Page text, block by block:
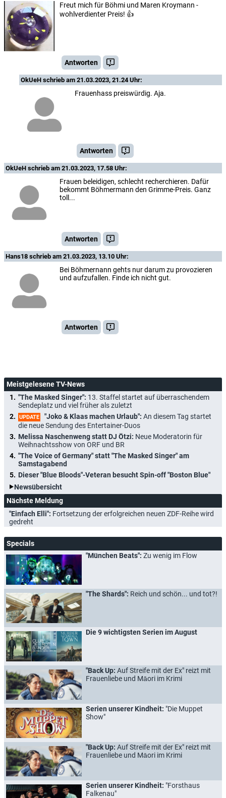
Freut mich für Böhmi und Maren Kroymann -
wohlverdienter Preis! 👍
Antworten
OkUeH schrieb am 21.03.2023, 21.24 Uhr:
Frauenhass preiswürdig. Aja.
Antworten
OkUeH schrieb am 21.03.2023, 17.58 Uhr:
Frauen beleidigen, schlecht recherchieren. Dafür
bekommt Böhmermann den Grimme-Preis. Ganz
toll...
Antworten
Hans18 schrieb am 21.03.2023, 13.10 Uhr:
Bei Böhmernann gehts nur darum zu provozieren
und aufzufallen. Finde ich nicht gut.
Antworten
Meistgelesene TV-News
"The Masked Singer": 13. Staffel startet auf überraschendem
Sendeplatz und viel früher als zuletzt
UPDATE "Joko & Klaas machen Urlaub": An diesem Tag startet
die neue Sendung des Entertainer-Duos
Melissa Naschenweng statt DJ Ötzi: Neue Moderatorin für
Weihnachtsshow von ORF und BR
"The Voice of Germany" statt "The Masked Singer" am
Samstagabend
Dieser "Blue Bloods"-Veteran besucht Spin-off "Boston Blue"
Newsübersicht
Nächste Meldung
"Einfach Elli": Fortsetzung der erfolgreichen neuen ZDF-Reihe wird
gedreht
Specials
"München Beats": Zu wenig im Flow
"The Shards": Reich und schön... und tot?!
Die 9 wichtigsten Serien im August
"Back Up: Auf Streife mit der Ex" reizt mit
Frauenliebe und Māori im Krimi
Serien unserer Kindheit: "Die Muppet
Show"
"Back Up: Auf Streife mit der Ex" reizt mit
Frauenliebe und Māori im Krimi
Serien unserer Kindheit: "Forsthaus
Falkenau"